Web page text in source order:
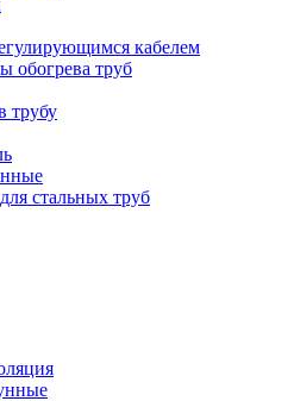
кабелем
обогрева труб
трубу
стальных труб